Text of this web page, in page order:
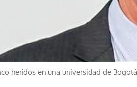
heridos en una universidad de Bogotá